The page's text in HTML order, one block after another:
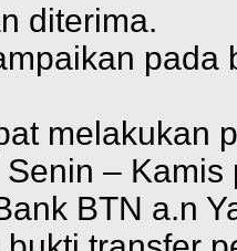
diterima.
pada
melakukan
– Kamis
BTN a.n